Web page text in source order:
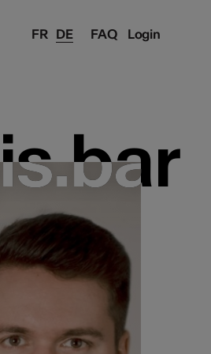
FAQ Login
FR DE